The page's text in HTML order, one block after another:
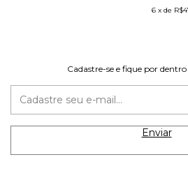
6 x de
Cadastre-se e fique por dentro